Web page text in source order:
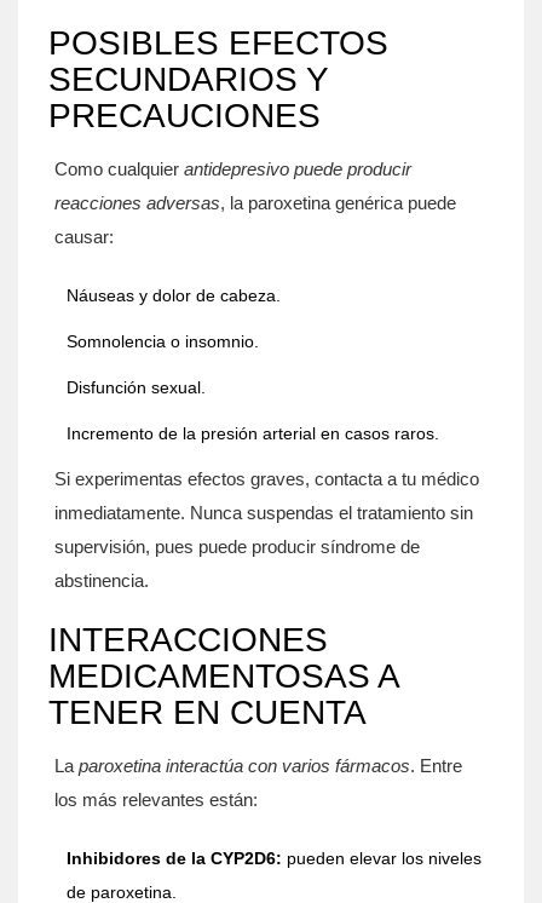
POSIBLES EFECTOS
SECUNDARIOS Y
PRECAUCIONES
Como cualquier antidepresivo puede producir
reacciones adversas, la paroxetina genérica puede
causar:
Náuseas y dolor de cabeza.
Somnolencia o insomnio.
Disfunción sexual.
Incremento de la presión arterial en casos raros.
Si experimentas efectos graves, contacta a tu médico
inmediatamente. Nunca suspendas el tratamiento sin
supervisión, pues puede producir síndrome de
abstinencia.
INTERACCIONES
MEDICAMENTOSAS A
TENER EN CUENTA
La paroxetina interactúa con varios fármacos. Entre
los más relevantes están:
Inhibidores de la CYP2D6: pueden elevar los niveles
de paroxetina.